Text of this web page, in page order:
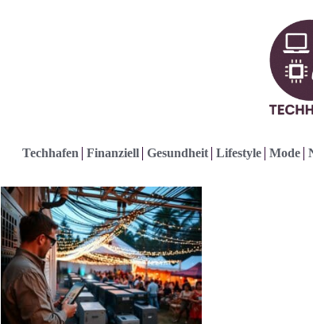
Techhafen Finanziell Gesundheit Lifestyle Mode